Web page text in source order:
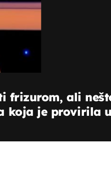
frizurom, ali
koja je provirila